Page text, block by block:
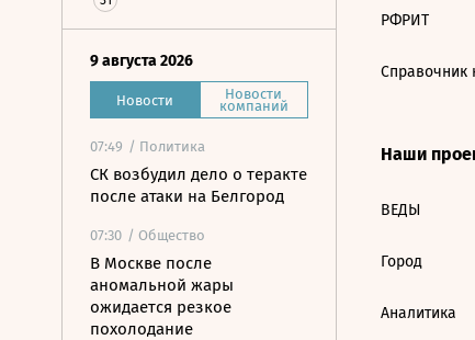
9 августа 2026
Новости Новости
компаний
07:49 / Политика
СК возбудил дело о теракте
после атаки на Белгород
07:30 / Общество
В Москве после
аномальной жары
ожидается резкое
похолодание
РФРИТ
Справочник
Наши
ВЕДЫ
Город
Аналитика